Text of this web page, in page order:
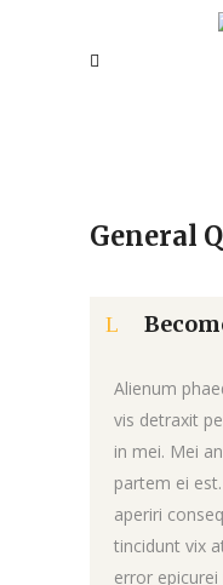
General
Alienum
vis detraxit
in mei. Mei
partem ei
aperiri
tincidunt vix
error